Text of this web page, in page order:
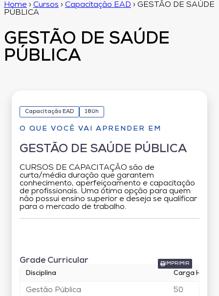
Home › Cursos › Capacitação EAD › GESTÃO DE SAÚDE
PÚBLICA
GESTÃO DE SAÚDE
PÚBLICA
Capacitação EAD 180h
O QUE VOCÊ VAI APRENDER EM
GESTÃO DE SAÚDE PÚBLICA
CURSOS DE CAPACITAÇÃO são de
curta/média duração que garantem
conhecimento, aperfeiçoamento e capacitação
de profissionais. Uma ótima opção para quem
não possui ensino superior e deseja se qualificar
para o mercado de trabalho.
IMPRIMIR
Grade Curricular
Disciplina Carga
Gestão Pública 50